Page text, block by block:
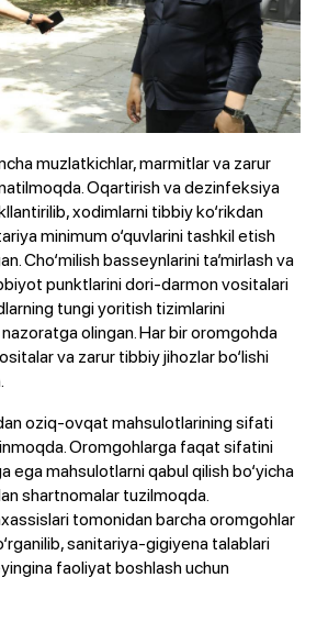
muzlatkichlar, marmitlar va zarur
Oqartirish va dezinfeksiya
xodimlarni tibbiy ko‘rikdan
minimum o‘quvlarini tashkil etish
Cho‘milish basseynlarini ta’mirlash va
punktlarini dori-darmon vositalari
tungi yoritish tizimlarini
olingan. Har bir oromgohda
va zarur tibbiy jihozlar bo‘lishi
oziq-ovqat mahsulotlarining sifati
Oromgohlarga faqat sifatini
ega mahsulotlarni qabul qilish bo‘yicha
shartnomalar tuzilmoqda.
tomonidan barcha oromgohlar
sanitariya-gigiyena talablari
faoliyat boshlash uchun